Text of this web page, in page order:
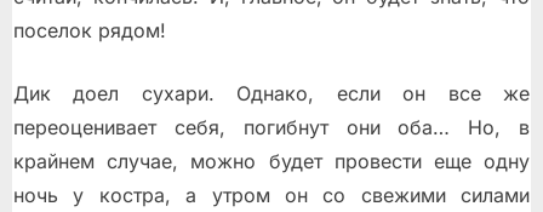
поселок рядом!
Дик доел сухари. Однако, если он все же
переоценивает себя, погибнут они оба… Но, в
крайнем случае, можно будет провести еще одну
ночь у костра, а утром он со свежими силами